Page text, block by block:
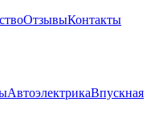
ОтзывыКонтакты
АвтоэлектрикаВпускная